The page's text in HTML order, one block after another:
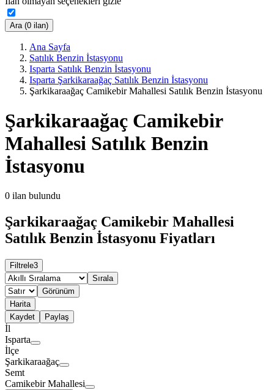
Ara (0 ilan)
Ana Sayfa
Satılık Benzin İstasyonu
Isparta Satılık Benzin İstasyonu
Isparta Şarkikaraağaç Satılık Benzin İstasyonu
Şarkikaraağaç Camikebir Mahallesi Satılık Benzin İstasyonu
Şarkikaraağaç Camikebir
Mahallesi Satılık Benzin
İstasyonu
0 ilan bulundu
Şarkikaraağaç Camikebir Mahallesi
Satılık Benzin İstasyonu Fiyatları
Filtrele3
Sırala
Görünüm
Harita
Kaydet
Paylaş
İl
Isparta
İlçe
Şarkikaraağaç
Semt
Camikebir Mahallesi